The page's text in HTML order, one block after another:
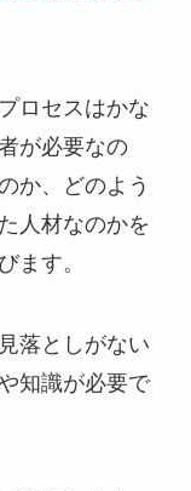
ロセスはかな
が必要なの
か、どのよう
人材なのかを
ます。
落としがない
知識が必要で